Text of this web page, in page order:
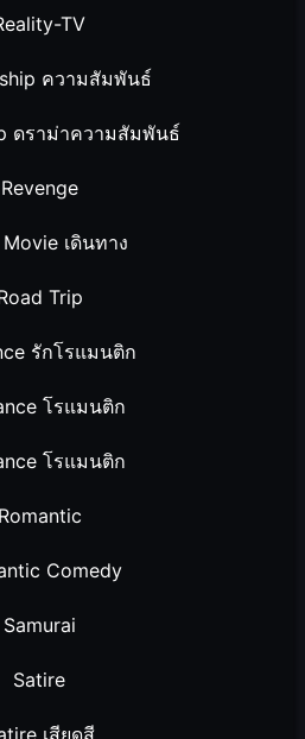
TV
ความสัมพันธ์
ดราม่าความสัมพันธ์
Revenge
เดินทาง
Trip
รักโรแมนติก
โรแมนติก
โรแมนติก
Romantic
Comedy
Samurai
Satire
เสียดสี